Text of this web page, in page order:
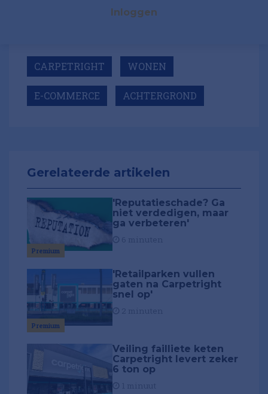
Inloggen
CARPETRIGHT WONEN
E-COMMERCE ACHTERGROND
Gerelateerde artikelen
Premium
'Reputatieschade? Ga
niet verdedigen, maar
ga verbeteren'
Premium
'Retailparken vullen
gaten na Carpetright
snel op'
Veiling failliete keten
Carpetright levert zeker
6 ton op